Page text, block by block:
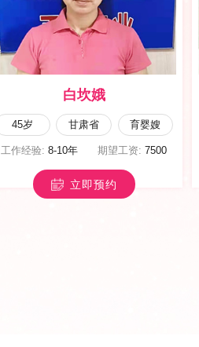
闫雪云
49岁 陕西省 育儿嫂
工作经验: 1年以内 期望工资:5500
立即预约